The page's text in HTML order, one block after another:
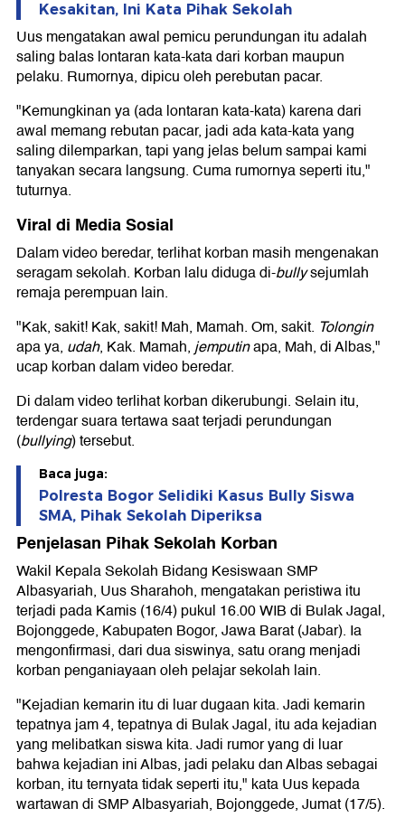
Kesakitan, Ini Kata Pihak Sekolah
Uus mengatakan awal pemicu perundungan itu adalah
saling balas lontaran kata-kata dari korban maupun
pelaku. Rumornya, dipicu oleh perebutan pacar.
"Kemungkinan ya (ada lontaran kata-kata) karena dari
awal memang rebutan pacar, jadi ada kata-kata yang
saling dilemparkan, tapi yang jelas belum sampai kami
tanyakan secara langsung. Cuma rumornya seperti itu,"
tuturnya.
Viral di Media Sosial
Dalam video beredar, terlihat korban masih mengenakan
seragam sekolah. Korban lalu diduga di-bullysejumlah
remaja perempuan lain.
"Kak, sakit! Kak, sakit! Mah, Mamah. Om, sakit. Tolongin
apa ya, udah, Kak. Mamah,jemputinapa, Mah, di Albas,"
ucap korban dalam video beredar.
Di dalam video terlihat korban dikerubungi. Selain itu,
terdengar suara tertawa saat terjadi perundungan
(bullying) tersebut.
Baca juga:
Polresta Bogor Selidiki Kasus Bully Siswa
SMA, Pihak Sekolah Diperiksa
Penjelasan Pihak Sekolah Korban
Wakil Kepala Sekolah Bidang Kesiswaan SMP
Albasyariah, Uus Sharahoh, mengatakan peristiwa itu
terjadi pada Kamis (16/4) pukul 16.00 WIB di Bulak Jagal,
Bojonggede, Kabupaten Bogor, Jawa Barat (Jabar). Ia
mengonfirmasi, dari dua siswinya, satu orang menjadi
korban penganiayaan oleh pelajar sekolah lain.
"Kejadian kemarin itu di luar dugaan kita. Jadi kemarin
tepatnya jam 4, tepatnya di Bulak Jagal, itu ada kejadian
yang melibatkan siswa kita. Jadi rumor yang di luar
bahwa kejadian ini Albas, jadi pelaku dan Albas sebagai
korban, itu ternyata tidak seperti itu," kata Uus kepada
wartawan di SMP Albasyariah, Bojonggede, Jumat (17/5).